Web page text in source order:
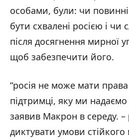
особами, були: чи
бути схвалені росією і чи
після досягнення мирної
щоб забезпечити його.
“росія не може мати
підтримці, яку ми надаємо
заявив Макрон в середу.
диктувати умови стійкого